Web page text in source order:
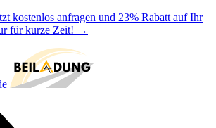
kostenlos anfragen und 23% Rabatt auf Ihr
für kurze Zeit! →